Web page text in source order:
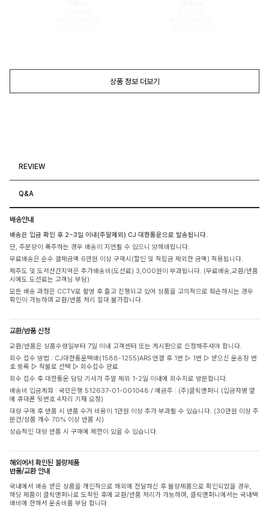
상품 정보 더보기
REVIEW
Q&A
배송안내
배송은 입금 확인 후 2~3일 이내(주말제외) CJ 대한통운으로 발송됩니다.
단, 주문량이 폭주하는 경우 배송이 지연될 수 있으니 양해바랍니다.
무료배송은 순수 결제금액 6만원 이상 구매시(할인 및 적립금 제외한 금액) 적용됩니다.
제주도 및 도서산간지역은 추가배송비(도선료) 3,000원이 부과됩니다. (무료배송,교환/반품
시에도 도선료는 고객님 부담)
모든 배송 과정은 CCTV로 촬영 후 출고 진행되고 있어 상품을 고의적으로 훼손하시는 경우
확인이 가능하며 교환/반품 처리 절대 불가합니다.
교환/반품 신청
교환/반품은 상품수령일부터 7일 이내 고객센터 또는 게시판으로 신청해주셔야 합니다.
회수 접수 방법 : CJ대한통운택배(1588-1255)ARS 연결 후 1번 ▷ 1번 ▷ 받으신 운송장 번
호 등록 ▷ 착불로 선택 ▷ 회수접수 완료
회수 접수 후 대한통운 담당 기사가 주말 제외 1-2일 이내에 회수지로 방문합니다.
배송비 입금계좌 : 국민은행 512637-01-001048 / 예금주 : (주)클릭앤퍼니 (입금자명 옆
에 휴대폰 뒷번호 4자리 기재 요청)
대량 구매 후 반품 시 반품 수거 비용이 1만원 이상 추가 부과될 수 있습니다. (30만원 이상 주
문건/상품 개수 70% 이상 반품 시)
상습적인 대량 반품 시 구매에 제한이 있을 수 있습니다.
해외에서 확인된 불량제품
반품/교환 안내
국내에서 배송 받은 상품을 개인적으로 해외에 전달하신 후 불량제품으로 확인되었을 경우,
해당 제품이 클릭앤퍼니로 도착된 후에 교환/반품 처리가 가능하며, 클릭앤퍼니에서는 국내택
배비에 한해서 운송비를 부담 합니다